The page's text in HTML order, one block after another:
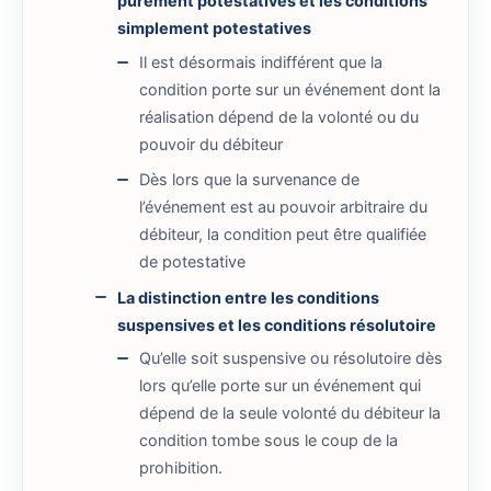
simplement potestatives
Il est désormais indifférent que la
condition porte sur un événement dont la
réalisation dépend de la volonté ou du
pouvoir du débiteur
Dès lors que la survenance de
l’événement est au pouvoir arbitraire du
débiteur, la condition peut être qualifiée
de potestative
La distinction entre les conditions
suspensives et les conditions résolutoire
Qu’elle soit suspensive ou résolutoire dès
lors qu’elle porte sur un événement qui
dépend de la seule volonté du débiteur la
condition tombe sous le coup de la
prohibition.